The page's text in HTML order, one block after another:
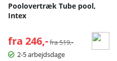
Poolovertræk Tube pool,
Intex
fra 246,- Normalpris:
fra 519,-
2-5 arbejdsdage